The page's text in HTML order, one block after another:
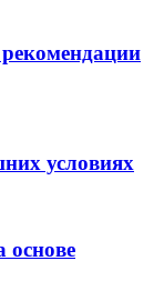
условиях
основе